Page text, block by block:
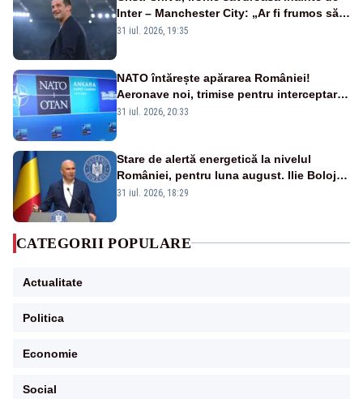
Inter – Manchester City: „Ar fi frumos să
mai cumpărați și de la noi”
31 iul. 2026, 19:35
NATO întărește apărarea României!
Aeronave noi, trimise pentru interceptarea
și distrugerea dronelor
31 iul. 2026, 20:33
Stare de alertă energetică la nivelul
României, pentru luna august. Ilie Bolojan
a anunțat importuri și posibile restricții –
31 iul. 2026, 18:29
CATEGORII POPULARE
Actualitate
Politica
Economie
Social